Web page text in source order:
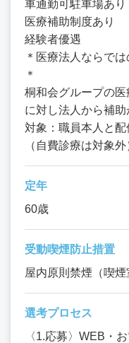
車通勤可駐車場あり
医療補助制度あり
経験者優遇
＊医療法人ならで
＊
桐和会グループの
に対し法人から補
対象：職員本人と
（自費診療は対象外
定年
60歳
受動喫煙防止措置
屋内原則禁煙（喫煙
選考プロセス
〈1.応募〉WEB・